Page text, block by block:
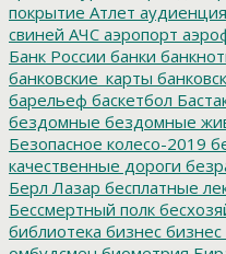
покрытие Атлет аудиенция
свиней АЧС аэропорт
Банк России банки
банковские_карты
барельеф баскетбол
бездомные бездомные
Безопасное колесо-2019
качественные дороги
Берл Лазар бесплатные
Бессмертный полк
библиотека бизнес